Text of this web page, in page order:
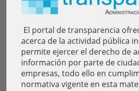
El portal de transparencia
acerca de la actividad pública
permite ejercer el derecho de
información por parte de
empresas, todo ello en
normativa vigente en esta